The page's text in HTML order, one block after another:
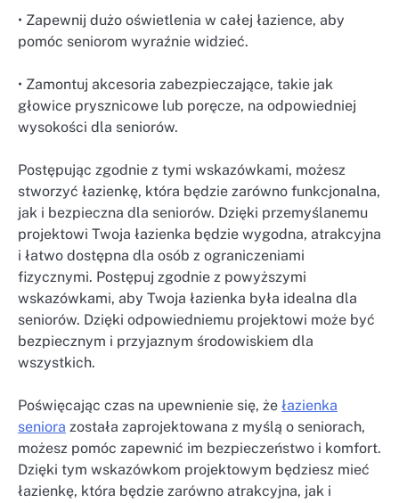
• Zapewnij dużo oświetlenia w całej łazience, aby
pomóc seniorom wyraźnie widzieć.
• Zamontuj akcesoria zabezpieczające, takie jak
głowice prysznicowe lub poręcze, na odpowiedniej
wysokości dla seniorów.
Postępując zgodnie z tymi wskazówkami, możesz
stworzyć łazienkę, która będzie zarówno funkcjonalna,
jak i bezpieczna dla seniorów. Dzięki przemyślanemu
projektowi Twoja łazienka będzie wygodna, atrakcyjna
i łatwo dostępna dla osób z ograniczeniami
fizycznymi. Postępuj zgodnie z powyższymi
wskazówkami, aby Twoja łazienka była idealna dla
seniorów. Dzięki odpowiedniemu projektowi może być
bezpiecznym i przyjaznym środowiskiem dla
wszystkich.
Poświęcając czas na upewnienie się, że łazienka
seniora została zaprojektowana z myślą o seniorach,
możesz pomóc zapewnić im bezpieczeństwo i komfort.
Dzięki tym wskazówkom projektowym będziesz mieć
łazienkę, która będzie zarówno atrakcyjna, jak i